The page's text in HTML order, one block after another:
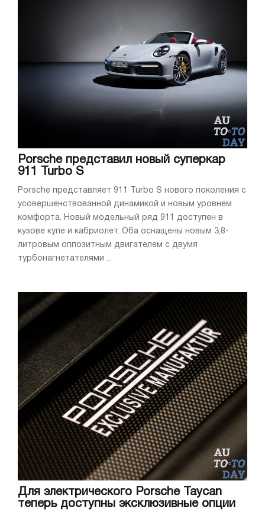
Porsche представил новый суперкар
911 Turbo S
Porsche представляет 911 Turbo S нового поколения с
усовершенствованной динамикой и новым уровнем
комфорта. Новый модельный ряд 911 доступен в
кузове купе и кабриолет. Оба оснащены новым 3,8-
литровым оппозитным двигателем с двумя
турбонагнетателями ...
Для электрического Porsche Taycan
теперь доступны эксклюзивные опции